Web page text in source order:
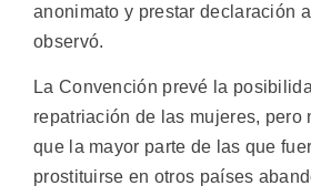
anonimato y prestar declaración
observó.
La Convención prevé la
repatriación de las mujeres, pero
que la mayor parte de las que
prostituirse en otros países